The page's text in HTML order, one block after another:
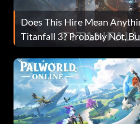
Does This Hire Mean
Titanfall 3? Probably Not,
Fans Are Hopeful